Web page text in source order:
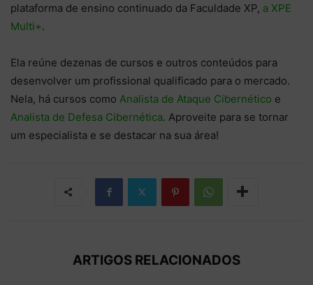
plataforma de ensino continuado da Faculdade XP, a XPE
Multi+.
Ela reúne dezenas de cursos e outros conteúdos para
desenvolver um profissional qualificado para o mercado.
Nela, há cursos como Analista de Ataque Cibernético e
Analista de Defesa Cibernética. Aproveite para se tornar
um especialista e se destacar na sua área!
ARTIGOS RELACIONADOS